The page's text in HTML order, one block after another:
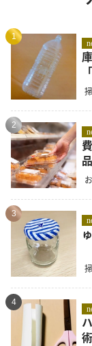
1
2
3
4